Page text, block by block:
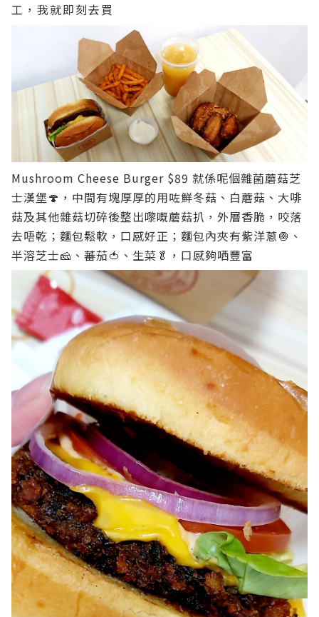
工，我就即刻去買
Mushroom Cheese Burger $89 就係呢個雜菌蘑菇芝
士漢堡🍄，中間有塊厚厚的用咗鮮冬菇、白蘑菇、大啡
菇及其他雜菇切碎後整出嚟嘅蘑菇扒，外層香脆，咬落
去唔乾；麵包鬆軟，口感好正；麵包內夾有紫洋蔥🧅、
半溶芝士🧀、蕃茄🍅、生菜🥬，口感夠哂豐富